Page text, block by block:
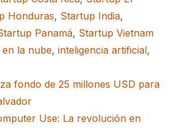
Honduras, Startup India,
Panamá, Startup Vietnam
la nube, inteligencia artificial,
fondo de 25 millones USD para
Use: La revolución en